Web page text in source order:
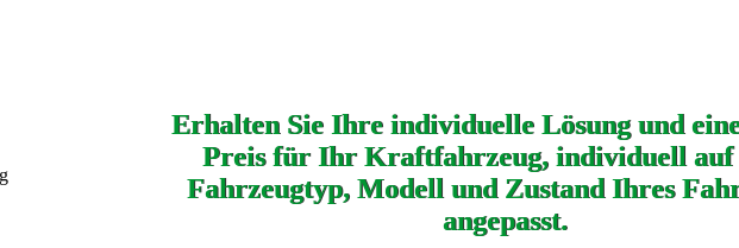
Erhalten Sie Ihre individuelle Lösung und
Preis für Ihr Kraftfahrzeug, individuell
Fahrzeugtyp, Modell und Zustand Ihres
angepasst.